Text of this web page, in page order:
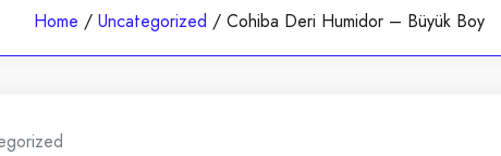
Home / Uncategorized / Cohiba Deri Humidor – Büyük Boy